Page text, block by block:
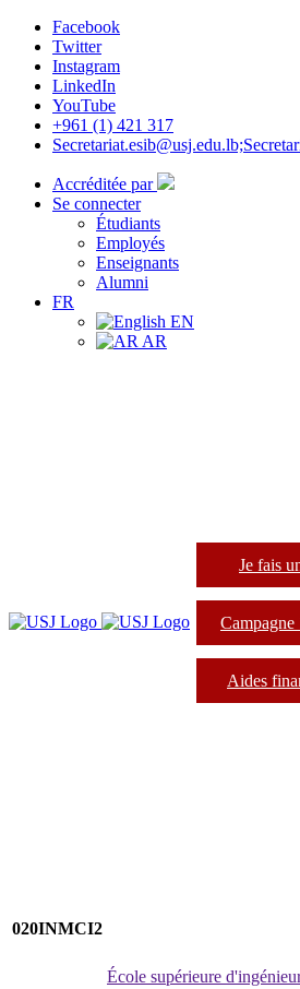
Facebook
Twitter
Instagram
LinkedIn
YouTube
+961 (1) 421 317
Accréditée par
Se connecter
Étudiants
Employés
Enseignants
Alumni
FR
EN
AR
Je fais
Campagne
Aides
020INMCI2
École supérieure